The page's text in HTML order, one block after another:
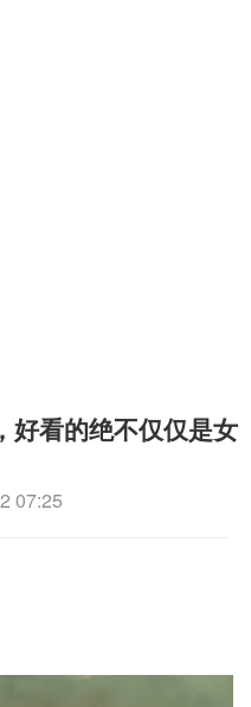
好看的绝不仅仅是女
07:25